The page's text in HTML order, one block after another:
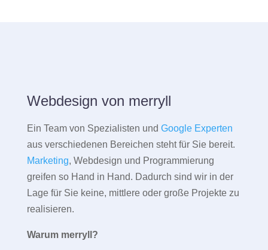
Webdesign von merryll
Ein Team von Spezialisten und Google Experten
aus verschiedenen Bereichen steht für Sie bereit.
Marketing, Webdesign und Programmierung
greifen so Hand in Hand. Dadurch sind wir in der
Lage für Sie keine, mittlere oder große Projekte zu
realisieren.
Warum merryll?